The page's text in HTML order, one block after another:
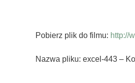
Pobierz plik do filmu: http://
Nazwa pliku: excel-443 –